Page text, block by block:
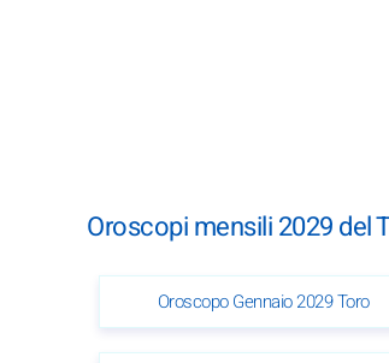
Oroscopi mensili 2029 del
Oroscopo Gennaio 2029 Toro